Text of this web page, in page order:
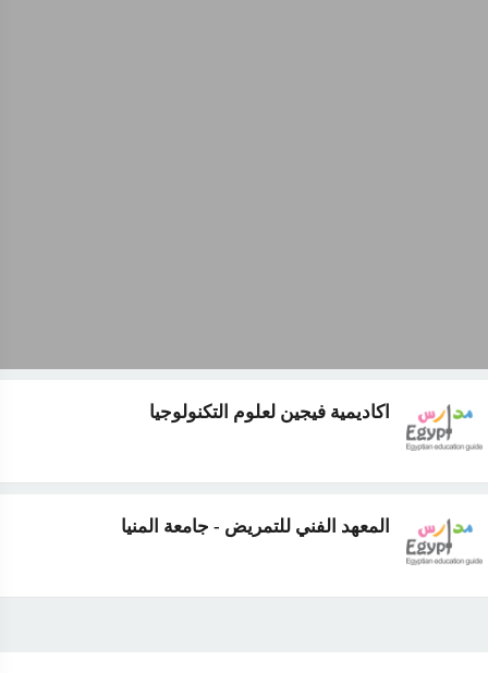
اكاديمية فيجين لعلوم التكنولوجيا
المعهد الفني للتمريض - جامعة المنيا